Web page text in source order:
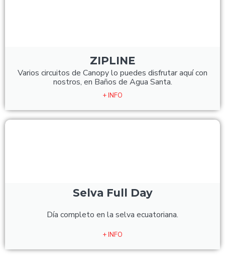
ZIPLINE
Varios circuitos de Canopy lo puedes disfrutar aquí con
nostros, en Baños de Agua Santa.
+ INFO
Selva Full Day
Día completo en la selva ecuatoriana.
+ INFO